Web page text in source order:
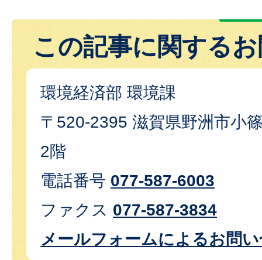
この記事に関する
環境経済部 環境課
〒520-2395 滋賀県野洲市小
2階
電話番号 077-587-6003
ファクス 077-587-3834
メールフォームによるお問